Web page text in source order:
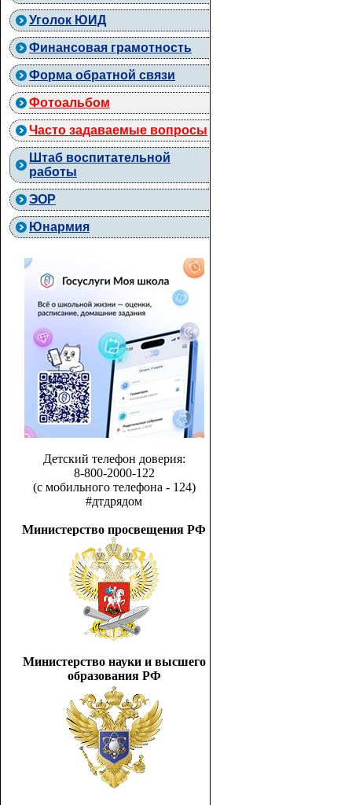
Уголок ЮИД
Финансовая грамотность
Форма обратной связи
Фотоальбом
Часто задаваемые вопросы
Штаб воспитательной
работы
ЭОР
Юнармия
Детский телефон доверия:
8-800-2000-122
(с мобильного телефона - 124)
#дтдрядом
Министерство просвещения РФ
Министерство науки и высшего
образования РФ